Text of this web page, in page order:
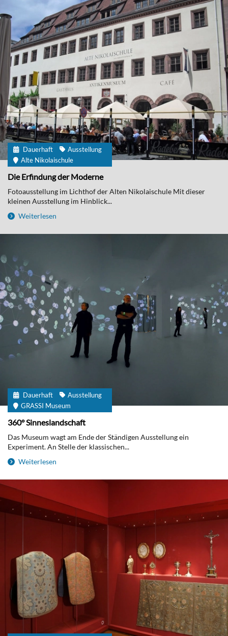
Dauerhaft
Ausstellung
Alte Nikolaischule
Die Erfindung der Moderne
Fotoausstellung im Lichthof der Alten Nikolaischule Mit dieser
kleinen Ausstellung im Hinblick...
Weiterlesen
Dauerhaft
Ausstellung
GRASSI Museum
360° Sinneslandschaft
Das Museum wagt am Ende der Ständigen Ausstellung ein
Experiment. An Stelle der klassischen...
Weiterlesen